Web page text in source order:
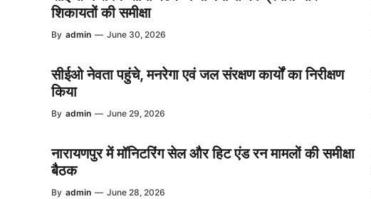
शिकायतों की समीक्षा
By admin — June 30, 2026
सीईओ नेवता पहुंचे, मनरेगा एवं जल संरक्षण कार्यों का निरीक्षण
किया
By admin — June 29, 2026
नारायणपुर में मॉनिटरिंग सेल और हिट एंड रन मामलों की समीक्षा
बैठक
By admin — June 28, 2026